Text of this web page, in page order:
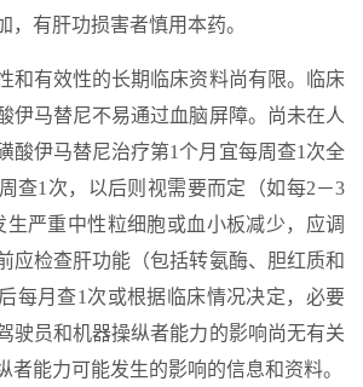
，有肝功损害者慎用本药。
有效性的长期临床资料尚有限。临床
伊马替尼不易通过血脑屏障。尚未在人
酸伊马替尼治疗第1个月宜每周查1次全
查1次，以后则视需要而定（如每2－3
生严重中性粒细胞或血小板减少，应调
应检查肝功能（包括转氨酶、胆红质和
每月查1次或根据临床情况决定，必要
驶员和机器操纵者能力的影响尚无有关
者能力可能发生的影响的信息和资料。